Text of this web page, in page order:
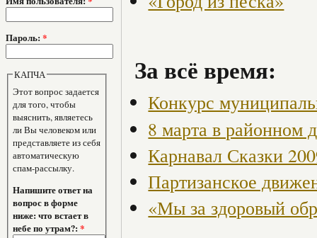
Пароль: *
КАПЧА
Этот вопрос задается
для того, чтобы
выяснить, являетесь
ли Вы человеком или
представляете из себя
автоматическую
спам-рассылку.
Напишите ответ на
вопрос в форме
ниже: что встает в
небе по утрам?:*
За всё время:
Конкурс
8 марта в районном
Карнавал Сказки
Партизанское
«Мы за здоровый